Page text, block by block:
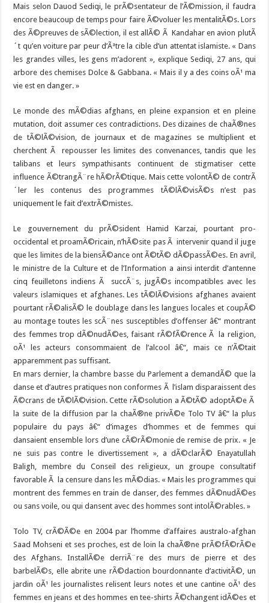
Mais selon Dauod Sediqi, le prÃ©sentateur de l’Ã©mission, il faudra
encore beaucoup de temps pour faire Ã©voluer les mentalitÃ©s. Lors
des Ã©preuves de sÃ©lection, il est allÃ© Ã Kandahar en avion plutÃ
´t qu’en voiture par peur d’Ãªtre la cible d’un attentat islamiste. « Dans
les grandes villes, les gens m’adorent », explique Sediqi, 27 ans, qui
arbore des chemises Dolce & Gabbana. « Mais il y a des coins oÃ¹ ma
vie est en danger. »
Le monde des mÃ©dias afghans, en pleine expansion et en pleine
mutation, doit assumer ces contradictions. Des dizaines de chaÃ®nes
de tÃ©lÃ©vision, de journaux et de magazines se multiplient et
cherchent Ã repousser les limites des convenances, tandis que les
talibans et leurs sympathisants continuent de stigmatiser cette
influence Ã©trangÃ¨re hÃ©rÃ©tique. Mais cette volontÃ© de contrÃ
´ler les contenus des programmes tÃ©lÃ©visÃ©s n’est pas
uniquement le fait d’extrÃ©mistes.
Le gouvernement du prÃ©sident Hamid Karzai, pourtant pro-
occidental et proamÃ©ricain, n’hÃ©site pas Ã intervenir quand il juge
que les limites de la biensÃ©ance ont Ã©tÃ© dÃ©passÃ©es. En avril,
le ministre de la Culture et de l’Information a ainsi interdit d’antenne
cinq feuilletons indiens Ã succÃ¨s, jugÃ©s incompatibles avec les
valeurs islamiques et afghanes. Les tÃ©lÃ©visions afghanes avaient
pourtant rÃ©alisÃ© le doublage dans les langues locales et coupÃ©
au montage toutes les scÃ¨nes susceptibles d’offenser â€“ montrant
des femmes trop dÃ©nudÃ©es, faisant rÃ©fÃ©rence Ã la religion,
oÃ¹ les acteurs consommaient de l’alcool â€“, mais ce n’Ã©tait
apparemment pas suffisant.
En mars dernier, la chambre basse du Parlement a demandÃ© que la
danse et d’autres pratiques non conformes Ã l’islam disparaissent des
Ã©crans de tÃ©lÃ©vision. Cette rÃ©solution a Ã©tÃ© adoptÃ©e Ã
la suite de la diffusion par la chaÃ®ne privÃ©e Tolo TV â€“ la plus
populaire du pays â€“ d’images d’hommes et de femmes qui
dansaient ensemble lors d’une cÃ©rÃ©monie de remise de prix. « Je
ne suis pas contre le divertissement », a dÃ©clarÃ© Enayatullah
Baligh, membre du Conseil des religieux, un groupe consultatif
favorable Ã la censure dans les mÃ©dias. « Mais les programmes qui
montrent des femmes en train de danser, des femmes dÃ©nudÃ©es
ou sans voile, ou qui dansent avec des hommes sont intolÃ©rables. »
Tolo TV, crÃ©Ã©e en 2004 par l’homme d’affaires australo-afghan
Saad Mohseni et ses proches, est de loin la chaÃ®ne prÃ©fÃ©rÃ©e
des Afghans. InstallÃ©e derriÃ¨re des murs de pierre et des
barbelÃ©s, elle abrite une rÃ©daction bourdonnante d’activitÃ©, un
jardin oÃ¹ les journalistes relisent leurs notes et une cantine oÃ¹ des
femmes en jeans et des hommes en tee-shirts Ã©changent idÃ©es et